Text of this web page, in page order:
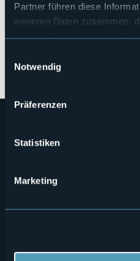
Partner führen diese
weiteren Daten zusammen,
haben oder die sie im
Notwendig
Präferenzen
Statistiken
Marketing
Öffnen Sie die Karte
Menù